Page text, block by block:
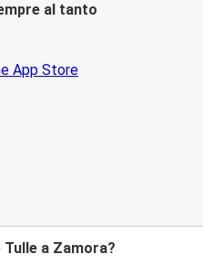
al tanto
a Zamora?